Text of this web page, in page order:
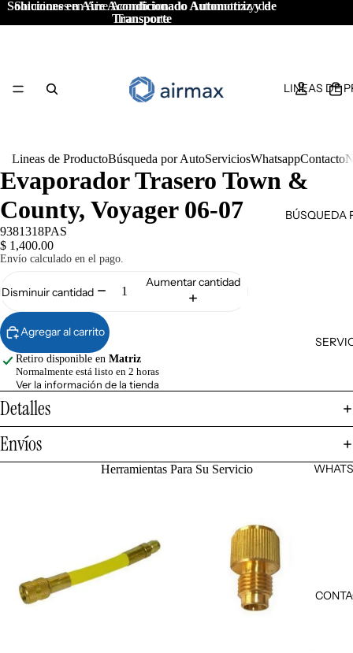
Soluciones en Aire Acondicionado Automotriz y de
Transporte
Soluciones en Aire Acondicionado Automotriz y de
Transporte
LINEAS DE
BÚSQUEDA
Lineas de ProductoBúsqueda por AutoServiciosWhatsappContacto
Evaporador Trasero Town &
County, Voyager 06-07
9381318PAS
$ 1,400.00
Envío calculado en el pago.
Disminuir cantidad
Aumentar cantidad
Agregar al carrito
Retiro disponible en Matriz
Normalmente está listo en 2 horas
Ver la información de la tienda
Detalles
Envíos
Herramientas Para Su Servicio